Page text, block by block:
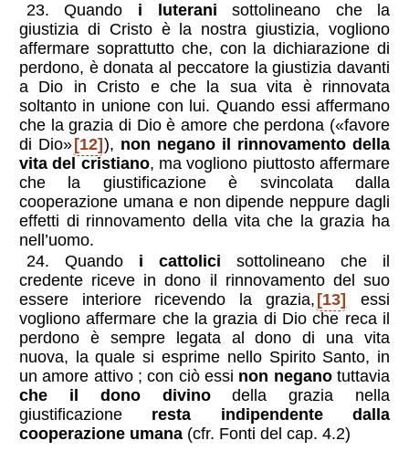
23. Quando i luterani sottolineano che la
giustizia di Cristo è la nostra giustizia, vogliono
affermare soprattutto che, con la dichiarazione di
perdono, è donata al peccatore la giustizia davanti
a Dio in Cristo e che la sua vita è rinnovata
soltanto in unione con lui. Quando essi affermano
che la grazia di Dio è amore che perdona («favore
di Dio» [12] ), non negano il rinnovamento della
vita del cristiano, ma vogliono piuttosto affermare
che la giustificazione è svincolata dalla
cooperazione umana e non dipende neppure dagli
effetti di rinnovamento della vita che la grazia ha
nell’uomo.
24. Quando i cattolici sottolineano che il
credente riceve in dono il rinnovamento del suo
essere interiore ricevendo la grazia, [13]
essi
vogliono affermare che la grazia di Dio che reca il
perdono è sempre legata al dono di una vita
nuova, la quale si esprime nello Spirito Santo, in
un amore attivo ; con ciò essi non neganotuttavia
che il dono divinodella grazia nella
giustificazione resta indipendente dalla
cooperazione umana(cfr. Fonti del cap. 4.2)